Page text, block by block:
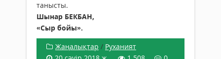
танысты.
Шынар БЕКБАН,
«Сыр бойы».
Жаңалықтар / Руханият